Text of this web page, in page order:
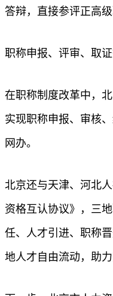
答辩，直接参评正高级
职称申报、评审、取
在职称制度改革中，
实现职称申报、审核
网办。
北京还与天津、河北
资格互认协议》，三
任、人才引进、职称
地人才自由流动，助力